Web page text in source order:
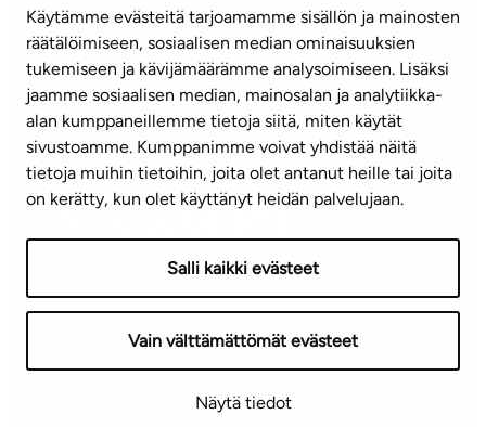
Käytämme evästeitä tarjoamamme sisällön ja mainosten
räätälöimiseen, sosiaalisen median ominaisuuksien
tukemiseen ja kävijämäärämme analysoimiseen. Lisäksi
jaamme sosiaalisen median, mainosalan ja analytiikka-
alan kumppaneillemme tietoja siitä, miten käytät
sivustoamme. Kumppanimme voivat yhdistää näitä
tietoja muihin tietoihin, joita olet antanut heille tai joita
on kerätty, kun olet käyttänyt heidän palvelujaan.
Salli kaikki evästeet
Vain välttämättömät evästeet
Näytä tiedot
(vardagar kl. 8–16)
info@ta.fi
Nyhetsbrev (på finska)